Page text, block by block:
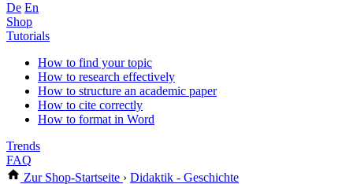
De En
Shop
Tutorials
How to find your topic
How to research effectively
How to structure an academic paper
How to cite correctly
How to format in Word
Trends
FAQ
Zur Shop-Startseite › Didaktik - Geschichte